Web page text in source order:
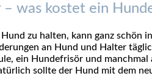
was kostet ein
zu halten, kann ganz
an Hund und Halter
ein Hundefrisör und
sollte der Hund mit dem